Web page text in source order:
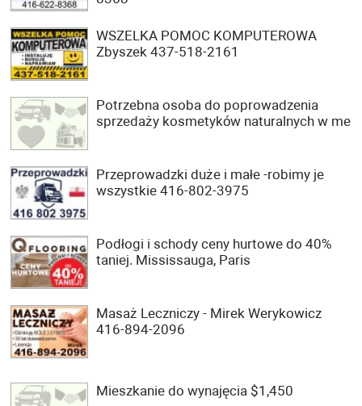
WSZELKA POMOC KOMPUTEROWA
Zbyszek 437-518-2161
Potrzebna osoba do poprowadzenia
sprzedaży kosmetyków naturalnych w me
Przeprowadzki duże i małe -robimy je
wszystkie 416-802-3975
Podłogi i schody ceny hurtowe do 40%
taniej. Mississauga, Paris
Masaż Leczniczy - Mirek Werykowicz
416-894-2096
Mieszkanie do wynajęcia $1,450